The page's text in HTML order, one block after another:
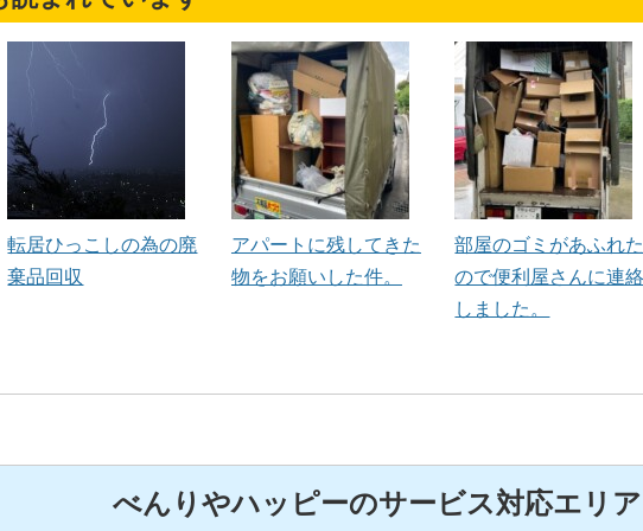
転居ひっこしの為の廃
棄品回収
アパートに残してきた
物をお願いした件。
部屋のゴミがあふれ
ので便利屋さんに連
しました。
べんりやハッピーのサービス対応エリア